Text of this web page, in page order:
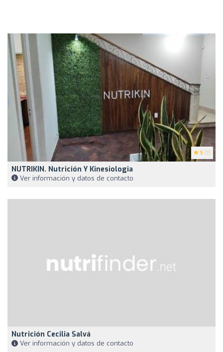
5 (1)
NUTRIKIN. Nutrición Y Kinesiologia
Ver información y datos de contacto
Nutrición Cecilia Salvá
Ver información y datos de contacto